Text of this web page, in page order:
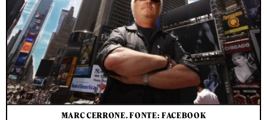
MARC CERRONE. FONTE: FACEBOOK